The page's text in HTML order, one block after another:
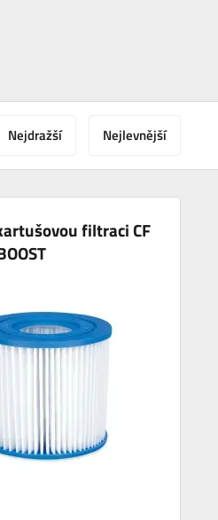
Nejdražší Nejlevnější
filtraci CF